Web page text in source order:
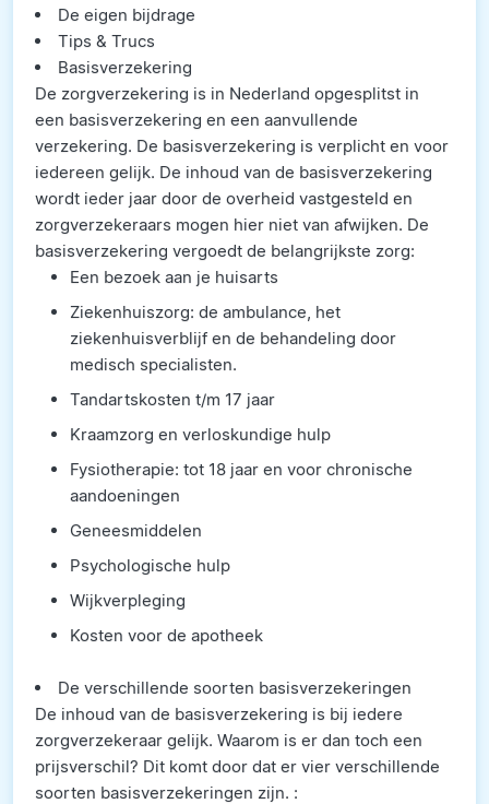
De eigen bijdrage
Tips & Trucs
Basisverzekering
De zorgverzekering is in Nederland opgesplitst in
een basisverzekering en een aanvullende
verzekering. De basisverzekering is verplicht en voor
iedereen gelijk. De inhoud van de basisverzekering
wordt ieder jaar door de overheid vastgesteld en
zorgverzekeraars mogen hier niet van afwijken. De
basisverzekering vergoedt de belangrijkste zorg:
Een bezoek aan je huisarts
Ziekenhuiszorg: de ambulance, het
ziekenhuisverblijf en de behandeling door
medisch specialisten.
Tandartskosten t/m 17 jaar
Kraamzorg en verloskundige hulp
Fysiotherapie: tot 18 jaar en voor chronische
aandoeningen
Geneesmiddelen
Psychologische hulp
Wijkverpleging
Kosten voor de apotheek
De verschillende soorten basisverzekeringen
De inhoud van de basisverzekering is bij iedere
zorgverzekeraar gelijk. Waarom is er dan toch een
prijsverschil? Dit komt door dat er vier verschillende
soorten basisverzekeringen zijn. :